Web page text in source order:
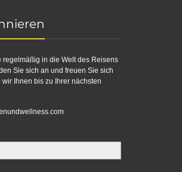
regelmäßig in die Welt des Reisens
Sie sich an und freuen Sie sich
Ihnen bis zu Ihrer nächsten